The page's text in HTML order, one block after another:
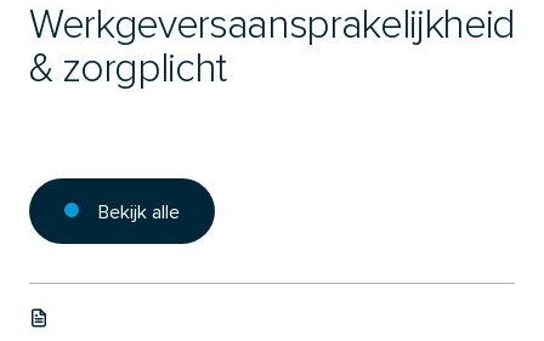
Werkgeversaansprakelijkheid
& zorgplicht
Bekijk alle